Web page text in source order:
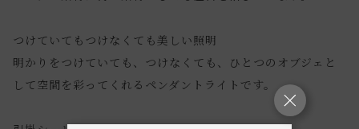
つけていてもつけなくても美しい照明
明かりをつけていても、つけなくても、ひとつのオブジェと
して空間を彩ってくれるペンダントライトです。